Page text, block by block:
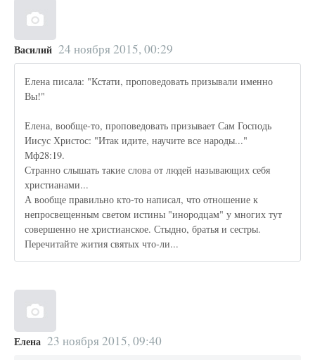
Василий 24 ноября 2015, 00:29
Елена писала: "Кстати, проповедовать призывали именно
Вы!"
Елена, вообще-то, проповедовать призывает Сам Господь
Иисус Христос: "Итак идите, научите все народы..."
Мф28:19.
Странно слышать такие слова от людей называющих себя
христианами...
А вообще правильно кто-то написал, что отношение к
непросвещенным светом истины "инородцам" у многих тут
совершенно не христианское. Стыдно, братья и сестры.
Перечитайте жития святых что-ли...
Елена 23 ноября 2015, 09:40